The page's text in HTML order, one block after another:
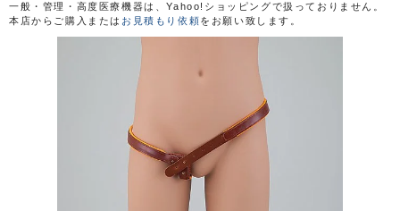
一般・管理・高度医療機器は、Yahoo!ショッピングで扱っておりません。
本店からご購入または お見積もり依頼をお願い致します。